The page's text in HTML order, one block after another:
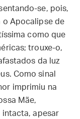
se, pois,
o Apocalipse de
como que
trouxe-o,
da luz
Como sinal
imprimiu na
Mãe,
apesar